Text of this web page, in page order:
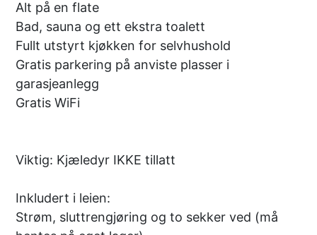
Alt på en flate
Bad, sauna og ett ekstra toalett
Fullt utstyrt kjøkken for selvhushold
Gratis parkering på anviste plasser i
garasjeanlegg
Gratis WiFi
Viktig: Kjæledyr IKKE tillatt
Inkludert i leien:
Strøm, sluttrengjøring og to sekker ved (må